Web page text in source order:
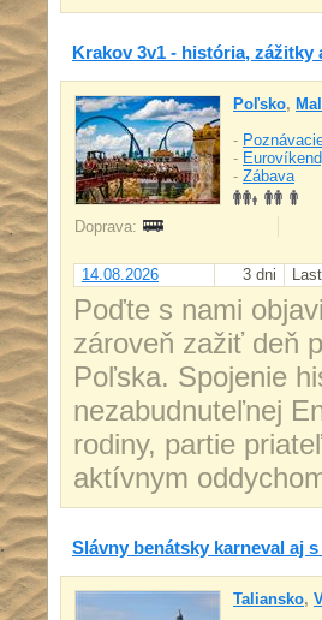
Krakov 3v1 - história, zážitky
Poľsko,
-
-
- Zábava
Doprava:
14.08.2026 3 dni
Poďte s nami
zároveň zažiť deň
Poľska. Spojenie
nezabudnuteľnej
rodiny, partie
aktívnym
Slávny benátsky karneval aj
Taliansko,